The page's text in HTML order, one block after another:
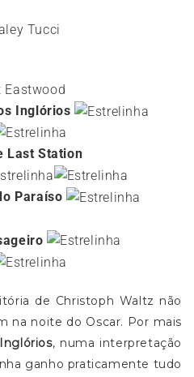
Inglórios
Last Station
Paraíso
de Christoph Waltz não
na noite do Oscar. Por mais
, numa interpretação
ganho praticamente tudo